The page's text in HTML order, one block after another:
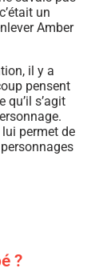
un
Amber
il y a
pensent
qu’il s’agit
lui permet de
?